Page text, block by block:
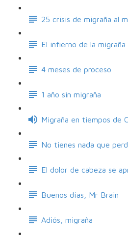
25 crisis de migraña al
El infierno de la migraña
4 meses de proceso
1 año sin migraña
Migraña en tiempos de
No tienes nada que
El dolor de cabeza se
Buenos días, Mr Brain
Adiós, migraña